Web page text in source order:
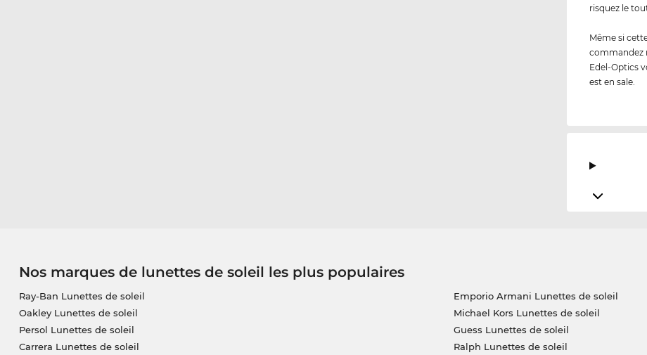
risquez le
Même si
commandez
Edel-Optics
est en sale.
Nos marques de lunettes de soleil les plus populaires
Ray-Ban Lunettes de soleil
Oakley Lunettes de soleil
Persol Lunettes de soleil
Carrera Lunettes de soleil
Emporio Armani Lunettes de soleil
Michael Kors Lunettes de soleil
Guess Lunettes de soleil
Ralph Lunettes de soleil